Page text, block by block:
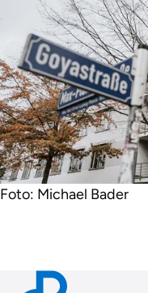
Foto: Michael Bader
Contact